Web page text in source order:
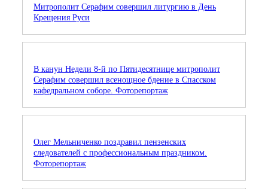
Митрополит Серафим совершил литургию в День
Крещения Руси
В канун Недели 8-й по Пятидесятнице митрополит
Серафим совершил всенощное бдение в Спасском
кафедральном соборе. Фоторепортаж
Олег Мельниченко поздравил пензенских
следователей с профессиональным праздником.
Фоторепортаж